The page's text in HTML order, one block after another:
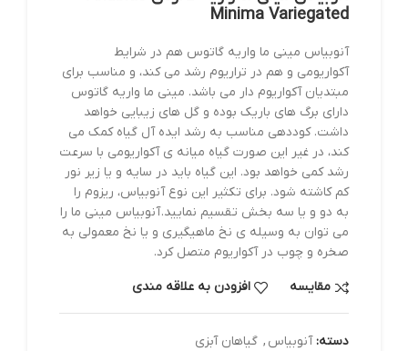
Minima Variegated
آنوبیاس مینی ما واریه گاتوس هم در شرایط
آکواریومی و هم در تراریوم رشد می کند، و مناسب برای
مبتدیان آکواریوم دار می باشد. مینی ما واریه گاتوس
دارای برگ های باریک بوده و گل های زیبایی خواهد
داشت. کوددهی مناسب به رشد ایده آل گیاه کمک می
کند، در غیر این صورت گیاه میانه ی آکواریومی با سرعت
رشد کمی خواهد بود. این گیاه باید در سایه و یا زیر نور
کم کاشته شود. برای تکثیر این نوع آنوبیاس، ریزوم را
به دو و یا سه بخش تقسیم نمایید. آنوبیاس مینی ما را
می توان به وسیله ی نخ ماهیگیری و یا نخ معمولی به
صخره و چوب در آکواریوم متصل کرد.
مقایسه افزودن به علاقه مندی
دسته: آنوبیاس , گیاهان آبزی